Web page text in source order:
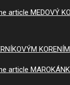
KORENÍM